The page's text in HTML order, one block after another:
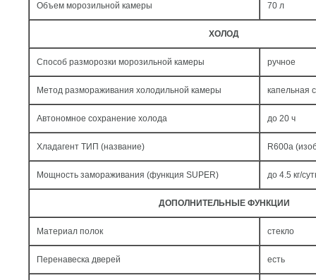
Объем морозильной камеры 70 л
ХОЛОД
Способ разморозки морозильной камеры ручное
Метод размораживания холодильной камеры капельная
Автономное сохранение холода до 20 ч
Хладагент ТИП (название) R600a
Мощность замораживания (функция SUPER) до 4.5 кг/
ДОПОЛНИТЕЛЬНЫЕ ФУНКЦИИ
Материал полок стекло
Перенавеска дверей есть